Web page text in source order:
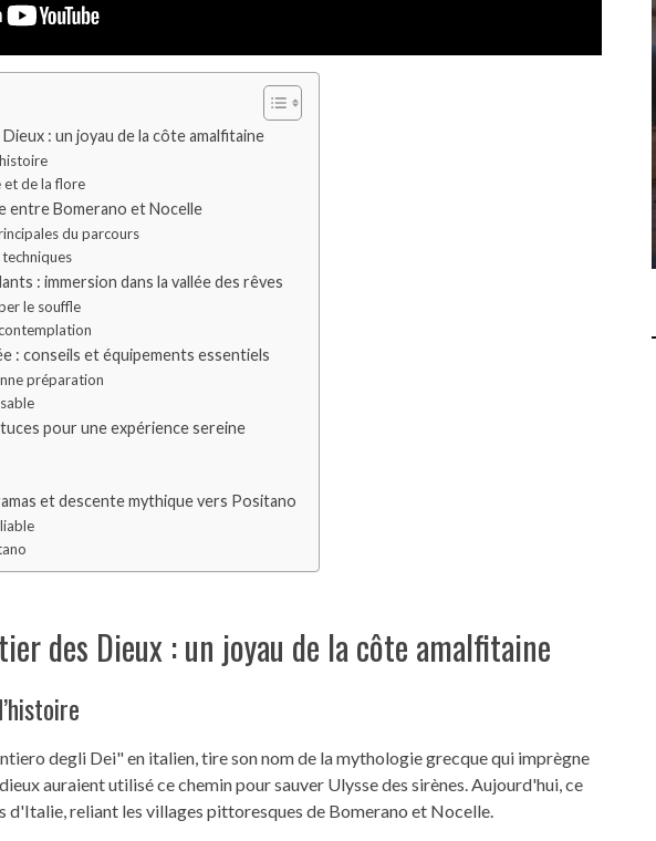
: un joyau de la côte amalfitaine
et de la flore
entre Bomerano et Nocelle
du parcours
: immersion dans la vallée des rêves
le souffle
: conseils et équipements essentiels
préparation
pour une expérience sereine
et descente mythique vers Positano
des Dieux : un joyau de la côte amalfitaine
degli Dei" en italien, tire son nom de la mythologie grecque qui imprègne
auraient utilisé ce chemin pour sauver Ulysse des sirènes. Aujourd'hui, ce
d'Italie, reliant les villages pittoresques de Bomerano et Nocelle.
PROPHÉTIES DE L'APOCALYPSE